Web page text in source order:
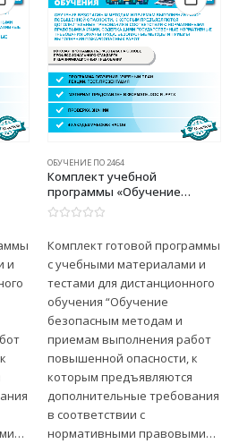
и
ОБУЧЕНИЕ ПО 2464
Комплект учебной
программы «Обучение
безопасным методам и
приемам выполнения работ
которым предъявляются
дополнительные требования
в соответствии с
нормативными правовыми
актами, содержащими
государственные
нормативные требования
охраны труда. Безопасные
методы и приемы
выполнения пожароопасных
работ»
Комплект готовой программы
с учебными материалами и
тестами для дистанционного
обучения “Обучение
безопасным методам и
приемам выполнения работ
повышенной опасности, к
которым предъявляются
дополнительные требования
в соответствии с
нормативными правовыми…